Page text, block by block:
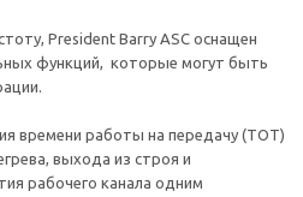
President Barry ASC оснащен
функций, которые могут быть
времени работы на передачу (TOT)
выхода из строя и
рабочего канала одним